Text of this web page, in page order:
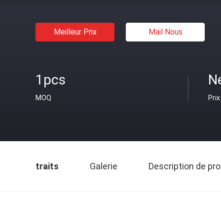
Meilleur Prix Mail Nous
1pcs
MOQ Prix
traits Galerie Description de